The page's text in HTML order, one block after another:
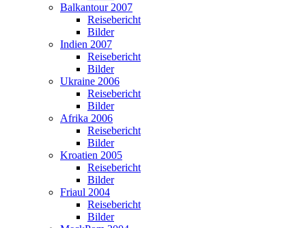
Balkantour 2007
Reisebericht
Bilder
Indien 2007
Reisebericht
Bilder
Ukraine 2006
Reisebericht
Bilder
Afrika 2006
Reisebericht
Bilder
Kroatien 2005
Reisebericht
Bilder
Friaul 2004
Reisebericht
Bilder